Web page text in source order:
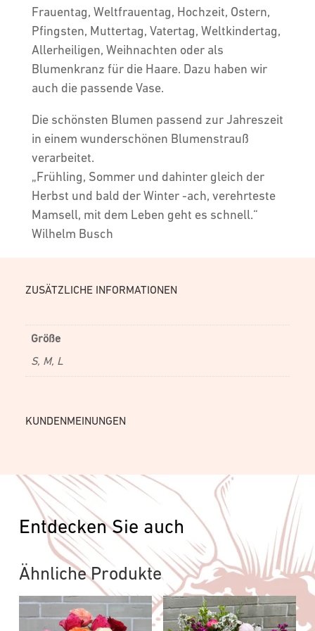
Frauentag, Weltfrauentag, Hochzeit, Ostern,
Pfingsten, Muttertag, Vatertag, Weltkindertag,
Allerheiligen, Weihnachten oder als
Blumenkranz für die Haare. Dazu haben wir
auch die passende Vase.
Die schönsten Blumen passend zur Jahreszeit
in einem wunderschönen Blumenstrauß
verarbeitet.
„Frühling, Sommer und dahinter gleich der
Herbst und bald der Winter -ach, verehrteste
Mamsell, mit dem Leben geht es schnell.“
Wilhelm Busch
ZUSÄTZLICHE INFORMATIONEN
Größe
S, M, L
KUNDENMEINUNGEN
Entdecken Sie auch
Ähnliche Produkte